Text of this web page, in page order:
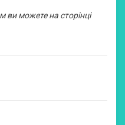
можете на сторінці